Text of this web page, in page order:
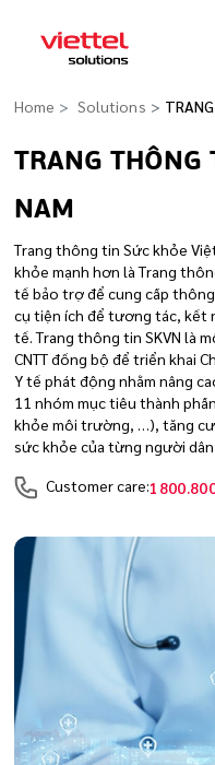
Home Solutions
TRANG THÔNG
NAM
Trang thông tin Sức khỏe
khỏe mạnh hơn là Trang
tế bảo trợ để cung cấp
cụ tiện ích để tương tác, kết
tế. Trang thông tin SKVN là
CNTT đồng bộ để triển khai
Y tế phát động nhằm nâng
11 nhóm mục tiêu thành
khỏe môi trường, …), tăng
sức khỏe của từng người
Customer care: